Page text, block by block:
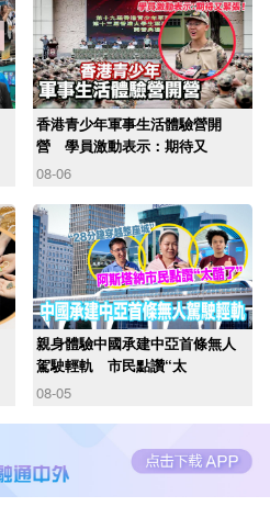
香港青少年軍事生活體驗營開
營 學員激動表示：期待又
08-06
親身體驗中國承建中亞首條無人
駕駛輕軌 市民點讚“太
08-05